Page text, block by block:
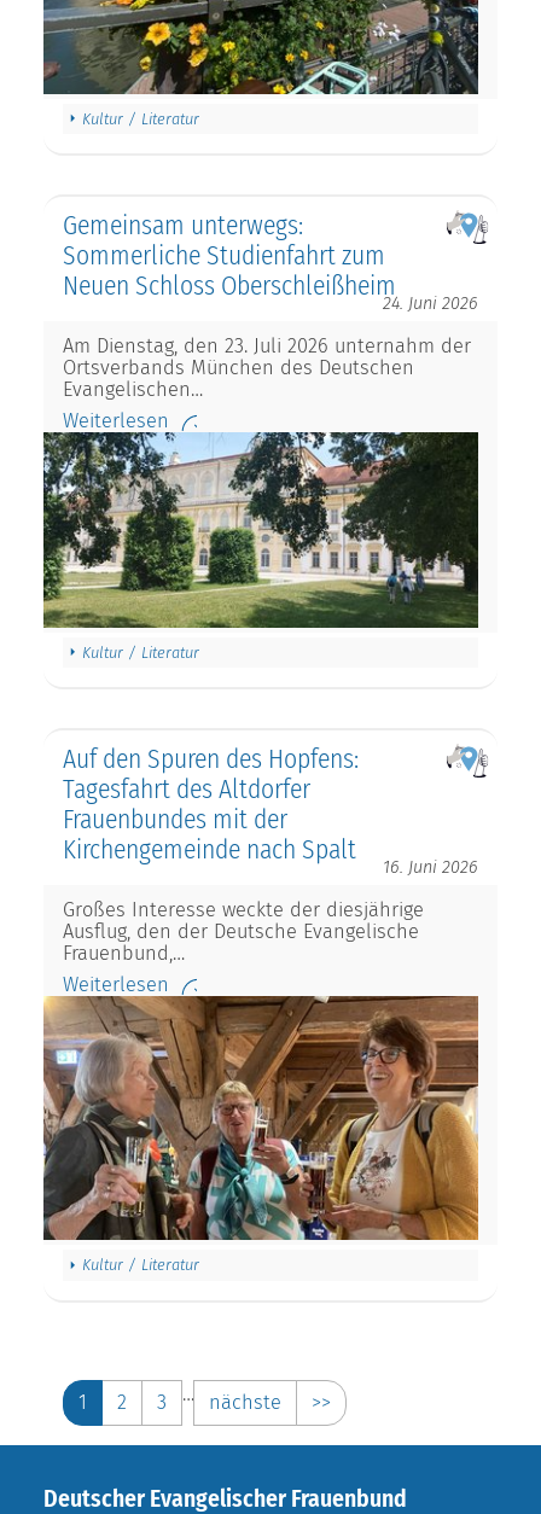
Kultur / Literatur
Gemeinsam unterwegs:
Sommerliche Studienfahrt zum
Neuen Schloss Oberschleißheim
24. Juni 2026
Am Dienstag, den 23. Juli 2026 unternahm der
Ortsverbands München des Deutschen
Evangelischen…
Weiterlesen
Kultur / Literatur
Auf den Spuren des Hopfens:
Tagesfahrt des Altdorfer
Frauenbundes mit der
Kirchengemeinde nach Spalt
16. Juni 2026
Großes Interesse weckte der diesjährige
Ausflug, den der Deutsche Evangelische
Frauenbund,…
Weiterlesen
Kultur / Literatur
1 2 3 … nächste >>
Deutscher Evangelischer Frauenbund